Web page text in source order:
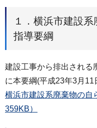
１．横浜市建設
指導要綱
建設工事から排出される
に本要綱(平成23年3月11
横浜市建設系廃棄物の自
359KB）